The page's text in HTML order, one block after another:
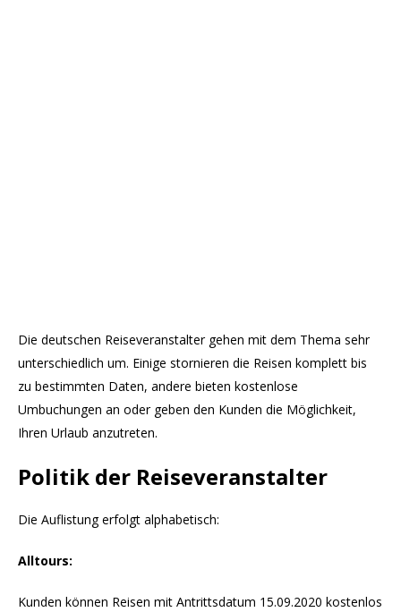
Die deutschen Reiseveranstalter gehen mit dem Thema sehr
unterschiedlich um. Einige stornieren die Reisen komplett bis
zu bestimmten Daten, andere bieten kostenlose
Umbuchungen an oder geben den Kunden die Möglichkeit,
Ihren Urlaub anzutreten.
Politik der Reiseveranstalter
Die Auflistung erfolgt alphabetisch:
Alltours:
Kunden können Reisen mit Antrittsdatum 15.09.2020 kostenlos